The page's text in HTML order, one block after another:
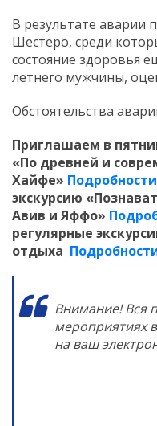
В результате аварии
Шестеро, среди
состояние здоровья
летнего мужчины,
Обстоятельства
Приглашаем в
«По древней и
Хайфе» Подробности
экскурсию
Авив и Яффо»
регулярные
отдыха
Внимание! Вся
мероприятиях
на ваш